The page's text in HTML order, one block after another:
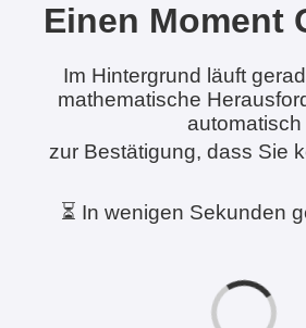
Einen Moment
Im Hintergrund läuft
mathematische
automatisch
zur Bestätigung, dass Sie
⏳ In wenigen Sekunden